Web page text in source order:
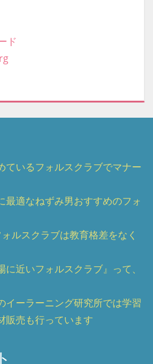
ド
ているフォルスクラブでマナー
最適なねずみ男おすすめのフォ
ルスクラブは教育格差をなく
近いフォルスクラブ』って、
イーラーニング研究所では学習
販売も行っています